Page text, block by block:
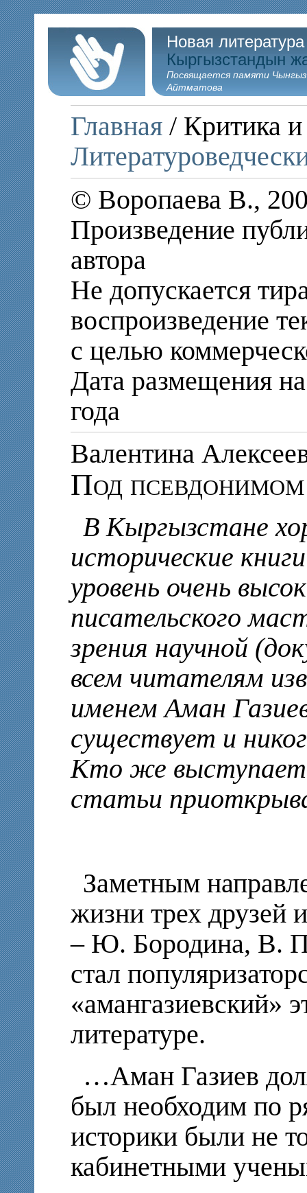
Новая
Кыргызстандын
Посвящается памяти
Айтматова
Главная / Критика и
© Воропаева В.,
Произведение
автора
Не допускается
воспроизведение
с целью
Дата размещения
года
Валентина
Под
В Кыргызстане
исторические
уровень очень
писательского
зрения научной
всем читателям
именем Аман
существует и
Кто же выступает
статьи
Заметным
жизни трех друзей
– Ю. Бородина, В.
стал
«амангазиевский»
литературе.
…Аман Газиев
был необходим по
историки были не
кабинетными